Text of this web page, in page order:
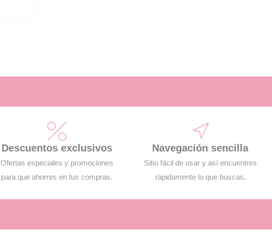
Descuentos exclusivos
Ofertas especiales y promociones
para que ahorres en tus compras.
Navegación sencilla
Sitio fácil de usar y así encuentres
rápidamente lo que buscas.